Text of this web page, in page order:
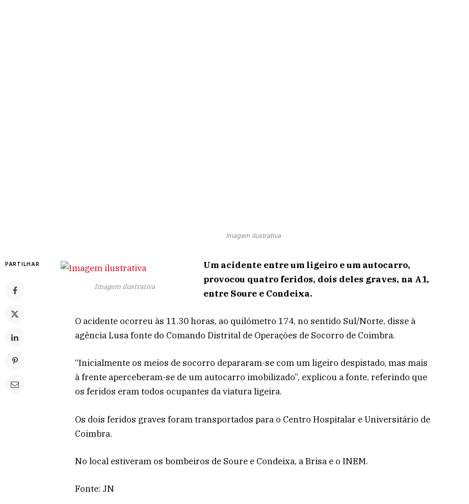
Imagem ilustrativa
PARTILHAR
Imagem ilustrativa
Um acidente entre um ligeiro e um autocarro,
provocou quatro feridos, dois deles graves, na A1,
entre Soure e Condeixa.
O acidente ocorreu às 11.30 horas, ao quilómetro 174, no sentido Sul/Norte, disse à
agência Lusa fonte do Comando Distrital de Operações de Socorro de Coimbra.
“Inicialmente os meios de socorro depararam-se com um ligeiro despistado, mas mais
à frente aperceberam-se de um autocarro imobilizado”, explicou a fonte, referindo que
os feridos eram todos ocupantes da viatura ligeira.
Os dois feridos graves foram transportados para o Centro Hospitalar e Universitário de
Coimbra.
No local estiveram os bombeiros de Soure e Condeixa, a Brisa e o INEM.
Fonte: JN